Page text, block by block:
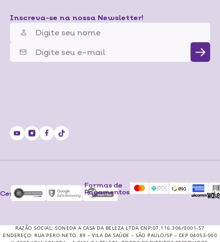
Inscreva-se na nossa Newsletter!
Certificados
Formas de
Pagamentos
RAZÃO SOCIAL: SONEDA A CASA DA BELEZA LTDA CNP:07.116.306/0001-57
ENDEREÇO: RUA PERO NETO, 89 – VILA DA SAÚDE – SÃO PAULO/SP – CEP 04053-000